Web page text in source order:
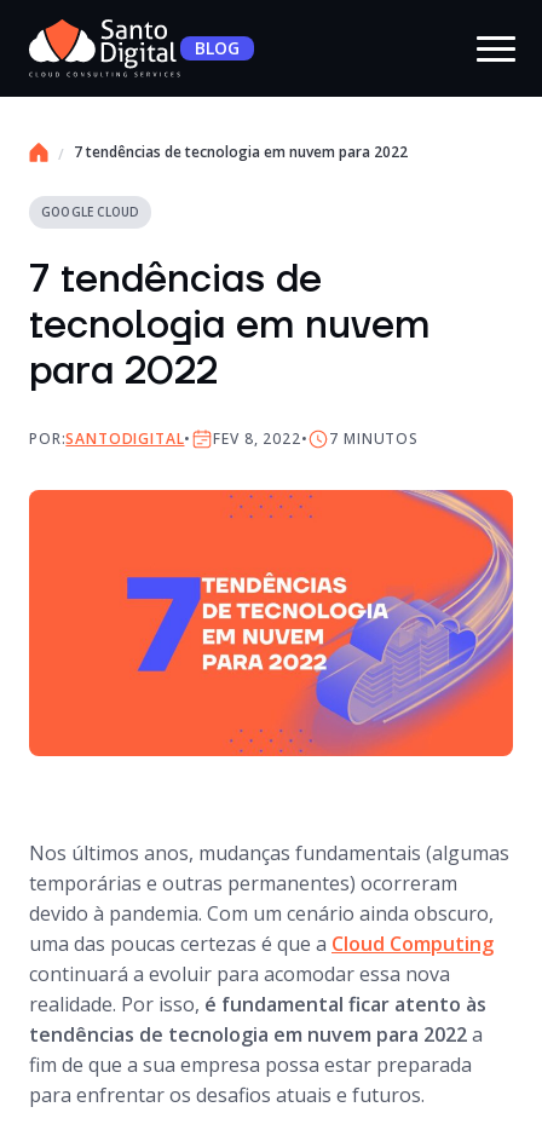
BLOG
7 tendências de tecnologia em nuvem para 2022
GOOGLE CLOUD
7 tendências de
tecnologia em nuvem
para 2022
POR:SANTODIGITAL FEV 8, 2022 7 MINUTOS
Nos últimos anos, mudanças fundamentais (algumas
temporárias e outras permanentes) ocorreram
devido à pandemia. Com um cenário ainda obscuro,
uma das poucas certezas é que a Cloud Computing
continuará a evoluir para acomodar essa nova
realidade. Por isso, é fundamental ficar atento às
tendências de tecnologia em nuvem para 2022a
fim de que a sua empresa possa estar preparada
para enfrentar os desafios atuais e futuros.